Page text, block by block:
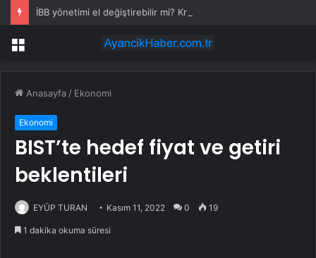
Menü
Anasayfa / Ekonomi
Ekonomi
BIST’te hedef fiyat ve getiri
beklentileri
EYÜP TURAN Kasım 11, 2022 0 19
1 dakika okuma süresi